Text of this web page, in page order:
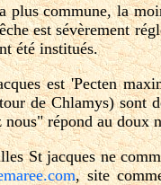
commune, la
est sévèrement
été institués.
est 'Pecten
de Chlamys) sont
répond au doux
St jacques ne
, site